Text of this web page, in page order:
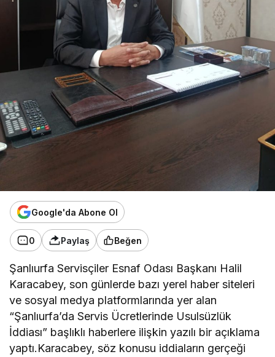
Google'da Abone Ol
0 Paylaş Beğen
Şanlıurfa Servisçiler Esnaf Odası Başkanı Halil
Karacabey, son günlerde bazı yerel haber siteleri
ve sosyal medya platformlarında yer alan
“Şanlıurfa’da Servis Ücretlerinde Usulsüzlük
İddiası” başlıklı haberlere ilişkin yazılı bir açıklama
yaptı.Karacabey, söz konusu iddiaların gerçeği